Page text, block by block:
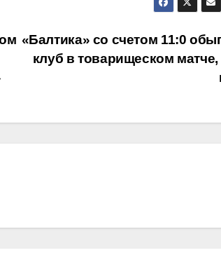
«Балтика» со счетом 11:0
клуб в товарищеском